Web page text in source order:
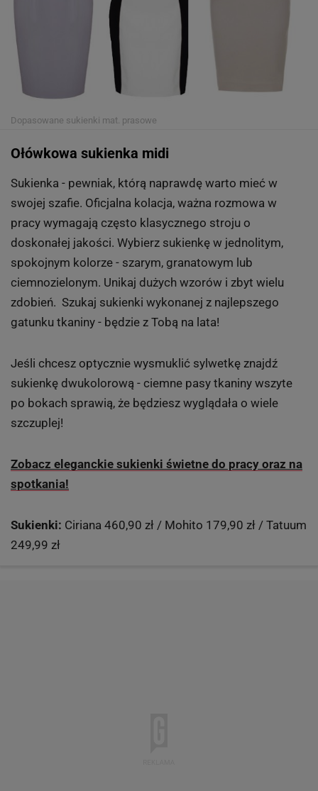
Dopasowane sukienki mat. prasowe
Ołówkowa sukienka midi
Sukienka - pewniak, którą naprawdę warto mieć w
swojej szafie. Oficjalna kolacja, ważna rozmowa w
pracy wymagają często klasycznego stroju o
doskonałej jakości. Wybierz sukienkę w jednolitym,
spokojnym kolorze - szarym, granatowym lub
ciemnozielonym. Unikaj dużych wzorów i zbyt wielu
zdobień. Szukaj sukienki wykonanej z najlepszego
gatunku tkaniny - będzie z Tobą na lata!
Jeśli chcesz optycznie wysmuklić sylwetkę znajdź
sukienkę dwukolorową - ciemne pasy tkaniny wszyte
po bokach sprawią, że będziesz wyglądała o wiele
szczuplej!
Zobacz eleganckie sukienki świetne do pracy oraz na
spotkania!
Sukienki: Ciriana 460,90 zł / Mohito 179,90 zł / Tatuum
249,99 zł